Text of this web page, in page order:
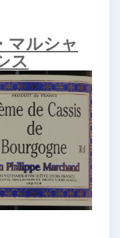
マルシャ
ス